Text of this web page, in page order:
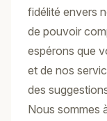
fidélité envers
de pouvoir
espérons que
et de nos
des
Nous sommes